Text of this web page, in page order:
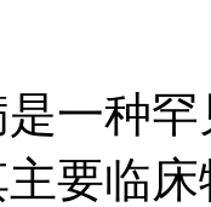
一种
要临